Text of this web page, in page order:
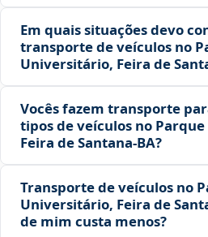
Em quais situações devo
transporte de veículos no
Universitário, Feira de
Vocês fazem transporte
tipos de veículos no
Feira de Santana‑BA?
Transporte de veículos no
Universitário, Feira de
de mim custa menos?